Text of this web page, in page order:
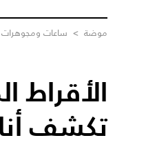
موضة > ساعات ومجوهرات
الأقراط
تكشف